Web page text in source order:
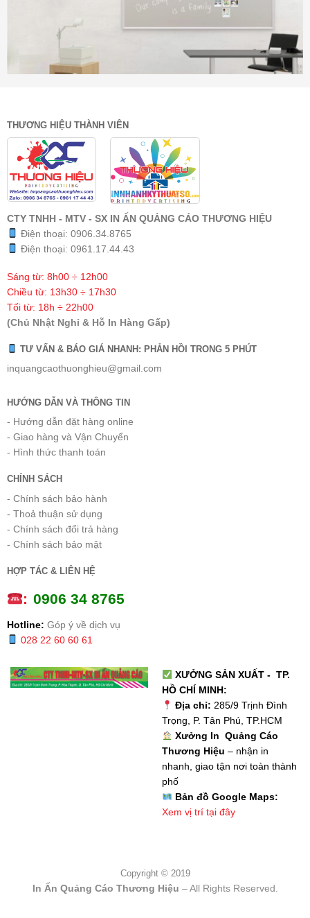
THƯƠNG HIỆU THÀNH VIÊN
CTY TNHH - MTV - SX IN ẤN QUẢNG CÁO THƯƠNG HIỆU
Điện thoại: 0906.34.8765
Điện thoại: 0961.17.44.43
Sáng từ: 8h00 ÷ 12h00
Chiều từ: 13h30 ÷ 17h30
Tối từ: 18h ÷ 22h00
(Chủ Nhật Nghỉ & Hỗ In Hàng Gấp)
TƯ VẤN & BÁO GIÁ NHANH: PHẢN HỒI TRONG 5 PHÚT
inquangcaothuonghieu@gmail.com
HƯỚNG DẪN VÀ THÔNG TIN
- Hướng dẫn đặt hàng online
- Giao hàng và Vận Chuyển
- Hình thức thanh toán
CHÍNH SÁCH
- Chính sách bảo hành
- Thoả thuận sử dụng
- Chính sách đổi trả hàng
- Chính sách bảo mật
HỢP TÁC & LIÊN HỆ
: 0906 34 8765
Hotline: Góp ý về dịch vụ
028 22 60 60 61
XƯỞNG SẢN XUẤT - TP.
HỒ CHÍ MINH:
Địa chỉ: 285/9 Trịnh Đình
Trọng, P. Tân Phú, TP.HCM
Xưởng In Quảng Cáo
Thương Hiệu – nhận in
nhanh, giao tận nơi toàn thành
phố
Bản đồ Google Maps:
Xem vị trí tại đây
Copyright © 2019
In Ấn Quảng Cáo Thương Hiệu – All Rights Reserved.